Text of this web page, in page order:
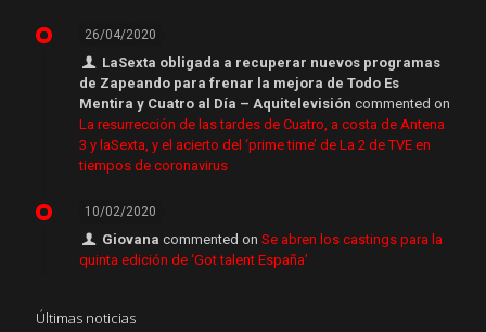
26/04/2020
LaSexta obligada a recuperar nuevos programas
de Zapeando para frenar la mejora de Todo Es
Mentira y Cuatro al Día – Aquitelevisión commented on
La resurrección de las tardes de Cuatro, a costa de Antena
3 y laSexta, y el acierto del ‘prime time’ de La 2 de TVE en
tiempos de coronavirus
10/02/2020
Giovana commented onSe abren los castings para la
quinta edición de ‘Got talent España’
Últimas noticias